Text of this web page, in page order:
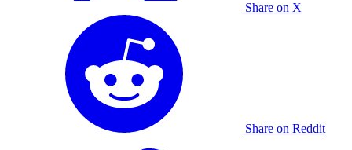
Share on X
Share on Reddit